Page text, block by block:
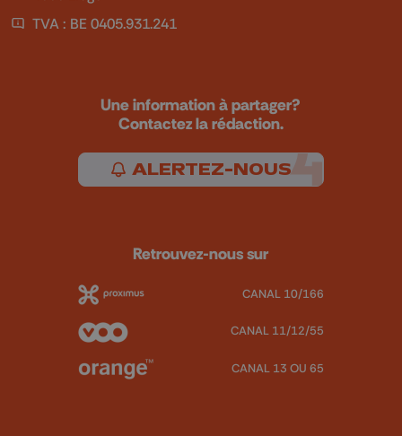
TVA : BE 0405.931.241
Une information à partager?
Contactez la rédaction.
ALERTEZ-NOUS
Retrouvez-nous sur
CANAL 10/166
CANAL 11/12/55
CANAL 13 OU 65